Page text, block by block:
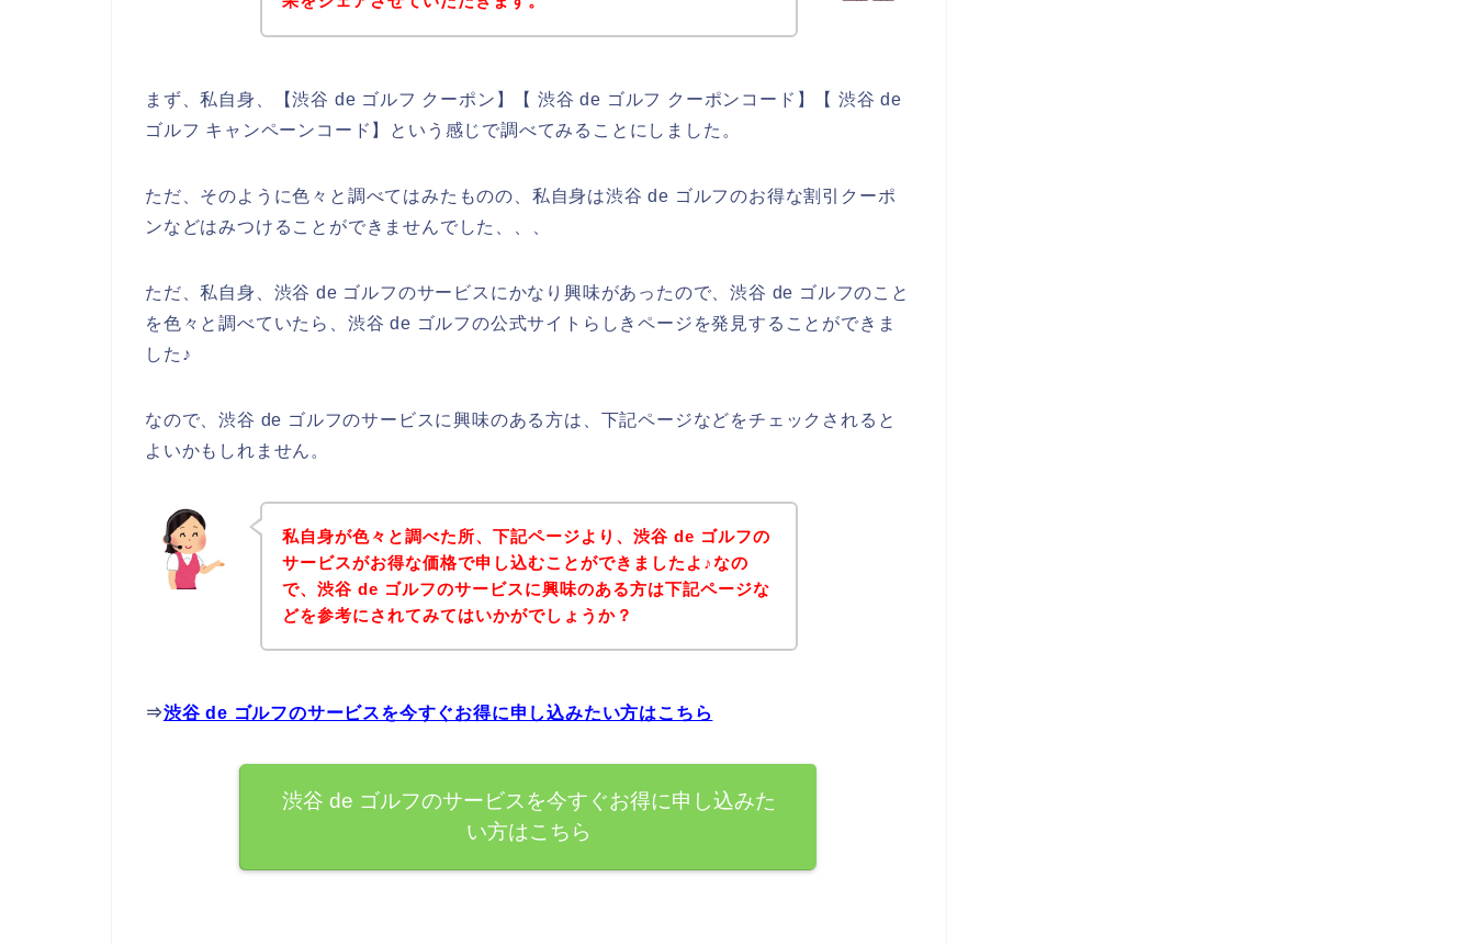
まず、私自身、【渋谷 de ゴルフ クーポン】【 渋谷 de ゴルフ クーポンコード】【 渋谷 de
ゴルフ キャンペーンコード】という感じで調べてみることにしました。
ただ、そのように色々と調べてはみたものの、私自身は渋谷 de ゴルフのお得な割引クーポ
ンなどはみつけることができませんでした、、、
ただ、私自身、渋谷 de ゴルフのサービスにかなり興味があったので、渋谷 de ゴルフのこと
を色々と調べていたら、渋谷 de ゴルフの公式サイトらしきページを発見することができま
した♪
なので、渋谷 de ゴルフのサービスに興味のある方は、下記ページなどをチェックされると
よいかもしれません。
私自身が色々と調べた所、下記ページより、渋谷 de ゴルフの
サービスがお得な価格で申し込むことができましたよ♪なの
で、渋谷 de ゴルフのサービスに興味のある方は下記ページな
どを参考にされてみてはいかがでしょうか？
⇒渋谷 de ゴルフのサービスを今すぐお得に申し込みたい方はこちら
渋谷 de ゴルフのサービスを今すぐお得に申し込みた
い方はこちら